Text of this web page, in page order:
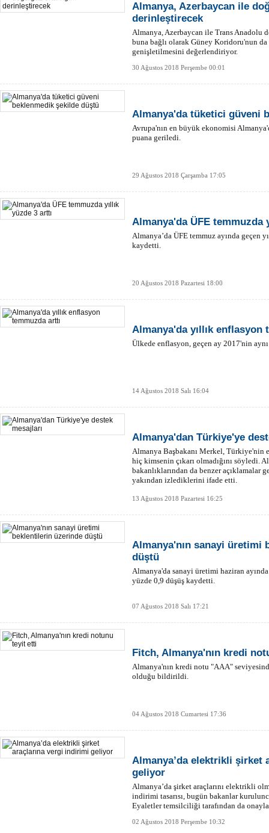
Almanya, Azerbaycan ile
derinleştirecek
Almanya, Azerbaycan ile Trans Anadolu
buna bağlı olarak Güney Koridoru'nun
genişletilmesini değerlendiriyor.
30 Ağustos 2018 Perşembe 00:01
Almanya'da tüketici güveni
Avrupa'nın en büyük ekonomisi
puana geriledi.
29 Ağustos 2018 Çarşamba 17:05
Almanya'da ÜFE temmuzda
Almanya’da ÜFE temmuz ayında geçen
kaydetti.
20 Ağustos 2018 Pazartesi 18:00
Almanya'da yıllık enflasyon
Ülkede enflasyon, geçen ay 2017'nin
14 Ağustos 2018 Salı 16:04
Almanya'dan Türkiye'ye
Almanya Başbakanı Merkel, Türkiye'nin
hiç kimsenin çıkarı olmadığını söyledi.
bakanlıklarından da benzer açıklamalar
yakından izlediklerini ifade etti.
13 Ağustos 2018 Pazartesi 16:25
Almanya'nın sanayi üretimi
düştü
Almanya'da sanayi üretimi haziran
yüzde 0,9 düşüş kaydetti.
07 Ağustos 2018 Salı 17:21
Fitch, Almanya'nın kredi
Almanya'nın kredi notu "AAA"
olduğu bildirildi.
04 Ağustos 2018 Cumartesi 17:36
Almanya’da elektrikli şirket
geliyor
Almanya’da şirket araçlarını elektrikli
indirimi tasarısı, bugün bakanlar
Eyaletler temsilciliği tarafından da
02 Ağustos 2018 Perşembe 10:32